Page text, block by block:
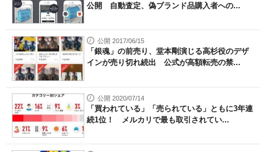
公開 自動査定、偽ブランド品購入者への...
公開 2017/06/15
「銀魂」の前売り、堂本剛演じる高杉役のデザ
インが売り切れ続出 公式が高額転売の禁...
公開 2020/07/14
「買われている」「売られている」ともに3年連
続1位！ メルカリで最も取引されてい...